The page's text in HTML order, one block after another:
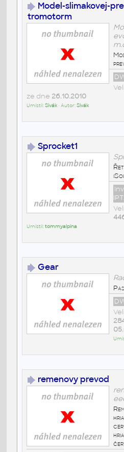
Model-slimakovej-
tromotorm
ze dne 26.10.2010
Umístil:Sivák• Autor:Sivák
Sprocket1
Umístil:tommyalpina
Gear
remenovy prevod